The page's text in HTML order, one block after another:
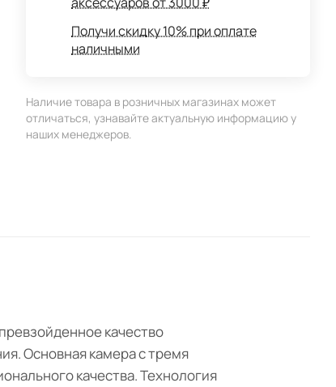
Получи скидку 10% при оплате
наличными
Наличие товара в розничных магазинах может
отличаться, узнавайте актуальную информацию у
наших менеджеров.
качество
Основная камера с тремя
качества. Технология